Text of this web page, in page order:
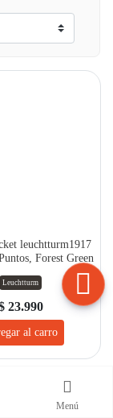
Pocket
T.Dura A6
Forest Green
23.990
al carro
Menú